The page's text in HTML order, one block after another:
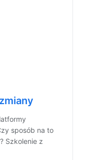
sposób na to
Szkolenie z